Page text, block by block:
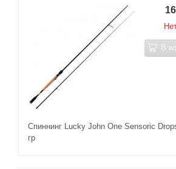
Спиннинг Lucky John One Sensoric
гр
В